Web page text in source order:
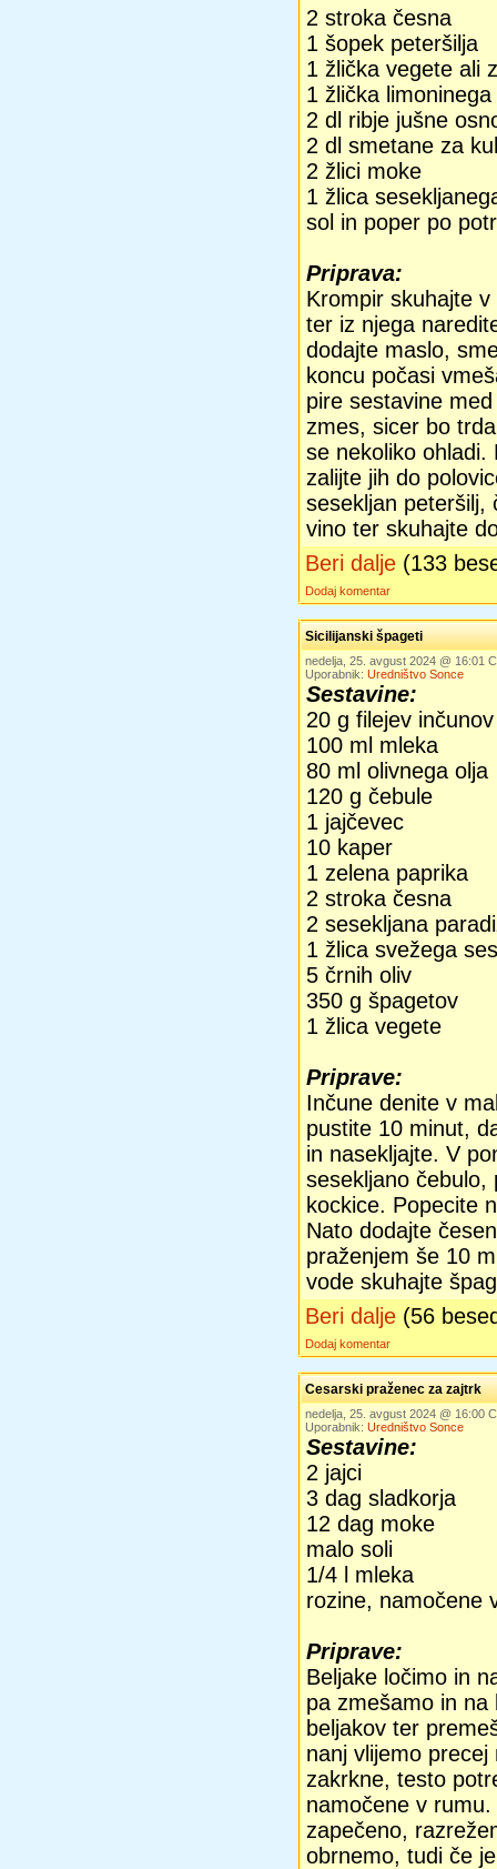
2 stroka česna
1 šopek peteršilja
1 žlička vegete ali
1 žlička
2 dl ribje jušne
2 dl smetane za
2 žlici moke
1 žlica
sol in poper po
Priprava:
Krompir skuhajte
ter iz njega
dodajte maslo,
koncu počasi
pire sestavine
zmes, sicer bo
se nekoliko ohladi.
zalijte jih do
sesekljan peteršilj,
vino ter skuhajte
Beri dalje (133
Dodaj komentar
Sicilijanski špageti
nedelja, 25. avgust 2024 @ 16:01
Uporabnik: Uredništvo Sonce
Sestavine:
20 g filejev inčunov
100 ml mleka
80 ml olivnega olja
120 g čebule
1 jajčevec
10 kaper
1 zelena paprika
2 stroka česna
2 sesekljana
1 žlica svežega
5 črnih oliv
350 g špagetov
1 žlica vegete
Priprave:
Inčune denite v
pustite 10 minut,
in nasekljajte. V
sesekljano čebulo,
kockice. Popecite
Nato dodajte
praženjem še 10
vode skuhajte
Beri dalje (56
Dodaj komentar
Cesarski praženec za zajtrk
nedelja, 25. avgust 2024 @ 16:00
Uporabnik: Uredništvo Sonce
Sestavine:
2 jajci
3 dag sladkorja
12 dag moke
malo soli
1/4 l mleka
rozine, namočene
Priprave:
Beljake ločimo in
pa zmešamo in na
beljakov ter
nanj vlijemo
zakrkne, testo
namočene v
zapečeno,
obrnemo, tudi če